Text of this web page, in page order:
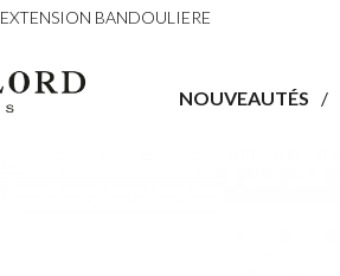
EXTENSION BANDOULIERE
NOUVEAUTÉS